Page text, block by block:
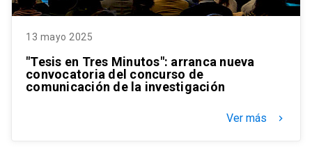
13 mayo 2025
"Tesis en Tres Minutos": arranca nueva
convocatoria del concurso de
comunicación de la investigación
Ver más keyboard_arrow_right